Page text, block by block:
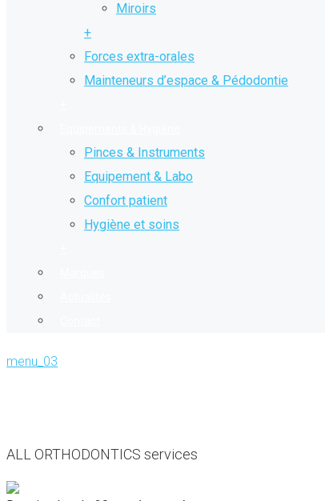
Miroirs
+
Forces extra-orales
Mainteneurs d’espace & Pédodontie
Pinces & Instruments
Equipement & Labo
Confort patient
Hygiène et soins
menu_03
ALL ORTHODONTICS services